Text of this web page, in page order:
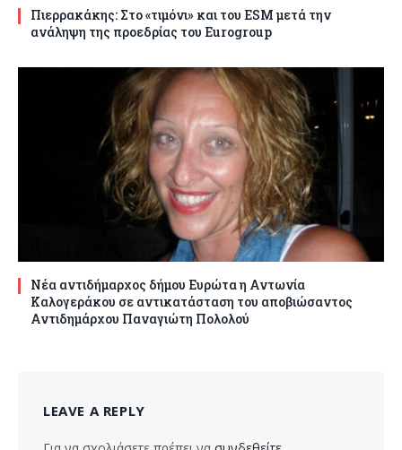
Πιερρακάκης: Στο «τιμόνι» και του ESM μετά την
ανάληψη της προεδρίας του Eurogroup
Νέα αντιδήμαρχος δήμου Ευρώτα η Αντωνία
Καλογεράκου σε αντικατάσταση του αποβιώσαντος
Αντιδημάρχου Παναγιώτη Πολολού
LEAVE A REPLY